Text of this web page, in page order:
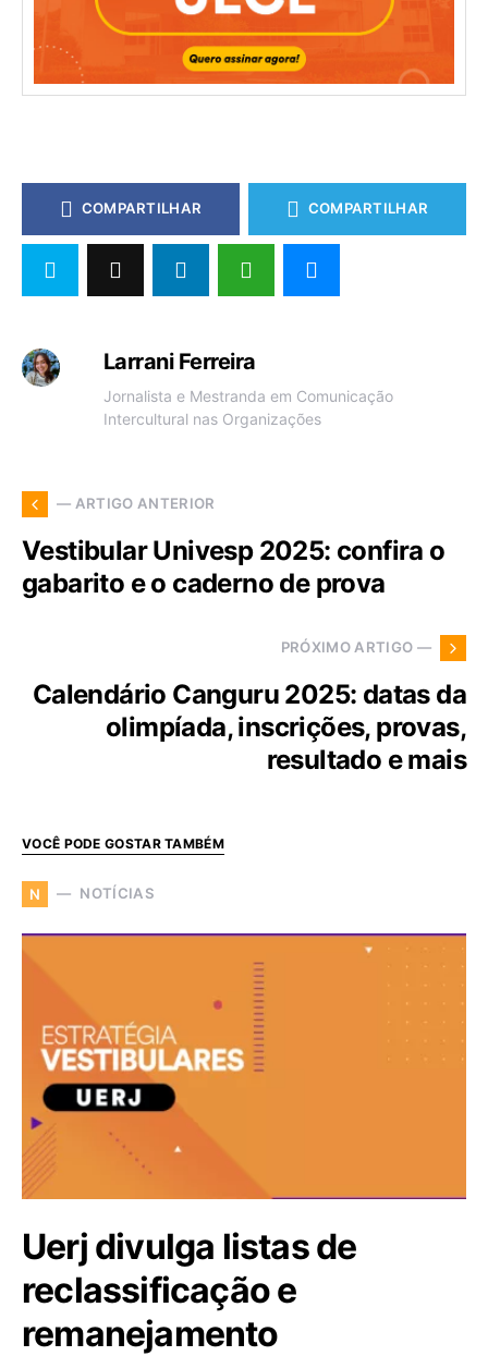
COMPARTILHAR COMPARTILHAR
Larrani Ferreira
Jornalista e Mestranda em Comunicação
Intercultural nas Organizações
— ARTIGO ANTERIOR
Vestibular Univesp 2025: confira o
gabarito e o caderno de prova
PRÓXIMO ARTIGO —
Calendário Canguru 2025: datas da
olimpíada, inscrições, provas,
resultado e mais
VOCÊ PODE GOSTAR TAMBÉM
N NOTÍCIAS
Uerj divulga listas de
reclassificação e
remanejamento